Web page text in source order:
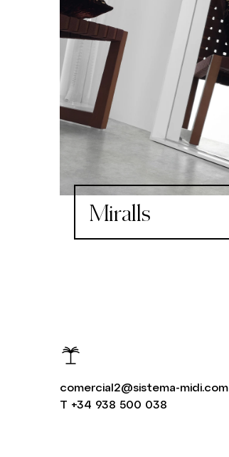
Miralls
comercial2@sistema-midi.com
T +34 938 500 038